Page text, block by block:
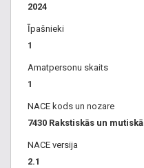
2024
Īpašnieki
1
Amatpersonu skaits
1
NACE kods un nozare
7430 Rakstiskās un
NACE versija
2.1